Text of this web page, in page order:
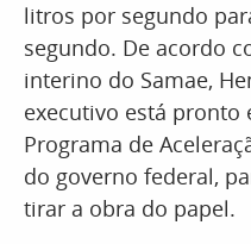
litros por segundo
segundo. De acordo
interino do Samae,
executivo está pronto
Programa de
do governo federal,
tirar a obra do papel.